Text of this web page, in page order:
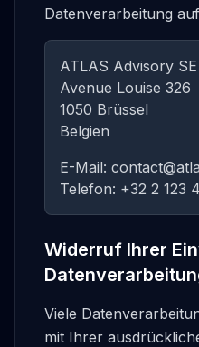
Datenverarbeitung
ATLAS Advisory SE
Avenue Louise 326
1050 Brüssel
Belgien
E-Mail:
Telefon: +32 2 123
Widerruf Ihrer
Viele
mit Ihrer